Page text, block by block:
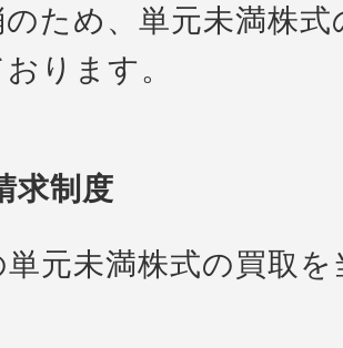
ため、単元未満株
ります。
制度
元未満株式の買取